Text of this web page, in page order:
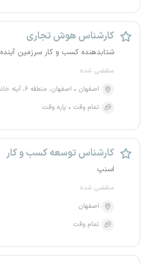
کارشناس هوش تجاری
شتابدهنده کسب و کار سرزمین آینده
منقضی شده
اصفهان
اصفهان، منطقه ۶، آینه خانه
تمام وقت
پاره وقت
کارشناس توسعه کسب و کار
اسنپ
منقضی شده
اصفهان
تمام وقت